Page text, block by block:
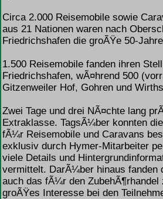
Circa 2.000 Reisemobile sowie
aus 21 Nationen waren nach
Friedrichshafen die groÃŸe 50-
1.500 Reisemobile fanden ihren
Friedrichshafen, wÃ¤hrend 500
Gitzenweiler Hof, Gohren und
Zwei Tage und drei NÃ¤chte lang
Extraklasse. TagsÃ¼ber konnten
fÃ¼r Reisemobile und Caravans
exklusiv durch Hymer-Mitarbeiter
viele Details und
vermittelt. DarÃ¼ber hinaus fanden
auch das fÃ¼r den ZubehÃ¶rhandel
groÃŸes Interesse bei den